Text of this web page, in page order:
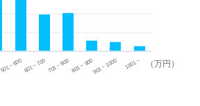
（万円）
501 ~ 600601 ~ 700701 ~ 800801 ~ 900901 ~ 1000 1001 ~